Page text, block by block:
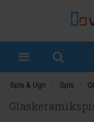
Spis & Ugn Spis